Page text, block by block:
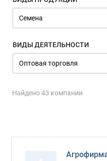
ВИДЫ ДЕЯТЕЛЬНОСТИ
Найдено 43 компании